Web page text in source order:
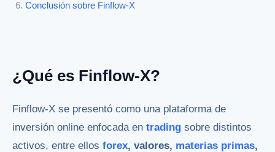
Conclusión sobre Finflow-X
¿Qué es Finflow-X?
Finflow-X se presentó como una plataforma de
inversión online enfocada en trading sobre distintos
activos, entre ellos forex, valores, materias primas,